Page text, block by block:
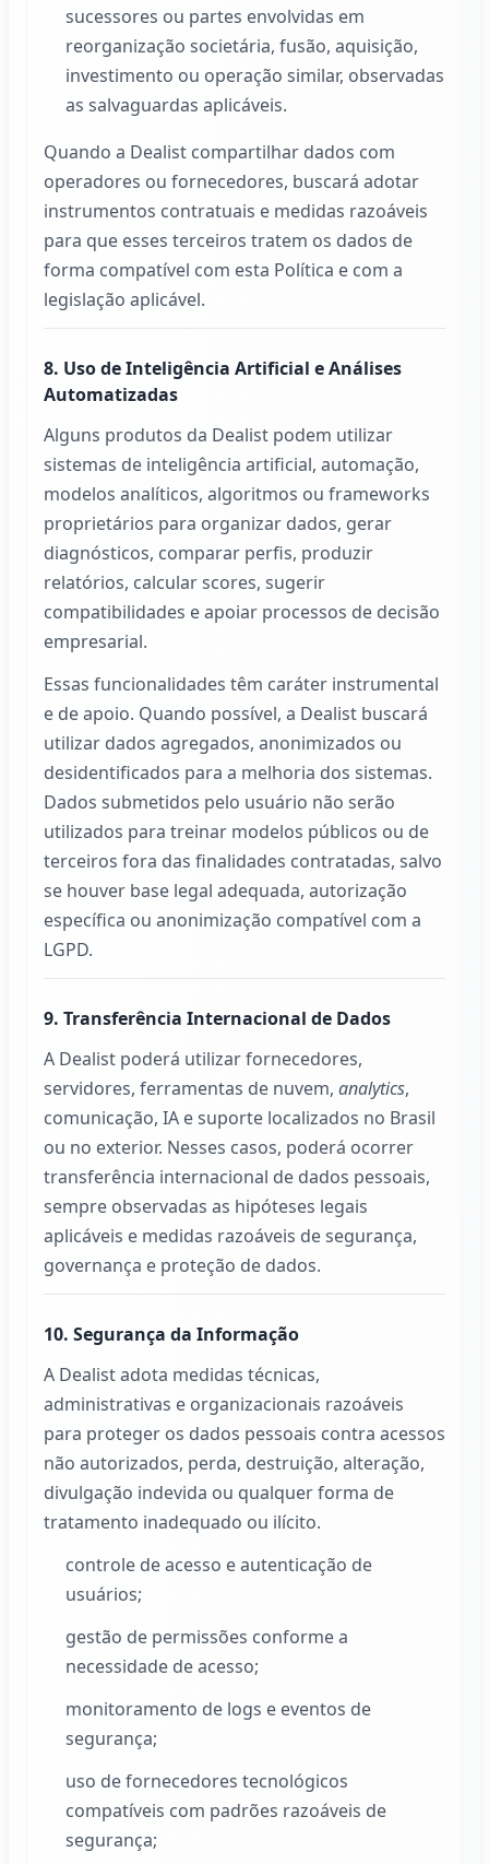
sucessores ou partes envolvidas em
reorganização societária, fusão, aquisição,
investimento ou operação similar, observadas
as salvaguardas aplicáveis.
Quando a Dealist compartilhar dados com
operadores ou fornecedores, buscará adotar
instrumentos contratuais e medidas razoáveis
para que esses terceiros tratem os dados de
forma compatível com esta Política e com a
legislação aplicável.
8. Uso de Inteligência Artificial e Análises
Automatizadas
Alguns produtos da Dealist podem utilizar
sistemas de inteligência artificial, automação,
modelos analíticos, algoritmos ou frameworks
proprietários para organizar dados, gerar
diagnósticos, comparar perfis, produzir
relatórios, calcular scores, sugerir
compatibilidades e apoiar processos de decisão
empresarial.
Essas funcionalidades têm caráter instrumental
e de apoio. Quando possível, a Dealist buscará
utilizar dados agregados, anonimizados ou
desidentificados para a melhoria dos sistemas.
Dados submetidos pelo usuário não serão
utilizados para treinar modelos públicos ou de
terceiros fora das finalidades contratadas, salvo
se houver base legal adequada, autorização
específica ou anonimização compatível com a
LGPD.
9. Transferência Internacional de Dados
A Dealist poderá utilizar fornecedores,
servidores, ferramentas de nuvem, analytics,
comunicação, IA e suporte localizados no Brasil
ou no exterior. Nesses casos, poderá ocorrer
transferência internacional de dados pessoais,
sempre observadas as hipóteses legais
aplicáveis e medidas razoáveis de segurança,
governança e proteção de dados.
10. Segurança da Informação
A Dealistadota medidas técnicas,
administrativas e organizacionais razoáveis
para proteger os dados pessoais contra acessos
não autorizados, perda, destruição, alteração,
divulgação indevida ou qualquer forma de
tratamento inadequado ou ilícito.
controle de acesso e autenticação de
usuários;
gestão de permissões conforme a
necessidade de acesso;
monitoramento de logs e eventos de
segurança;
uso de fornecedores tecnológicos
compatíveis com padrões razoáveis de
segurança;